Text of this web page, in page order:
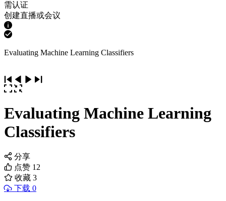
需认证
创建直播或会议
Evaluating Machine Learning Classifiers
Evaluating Machine Learning
Classifiers
分享
点赞 12
收藏 3
下载 0